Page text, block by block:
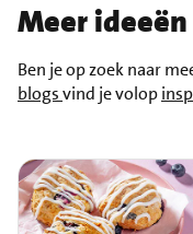
Meer ideeën
Ben je op zoek naar
blogsvind je volop